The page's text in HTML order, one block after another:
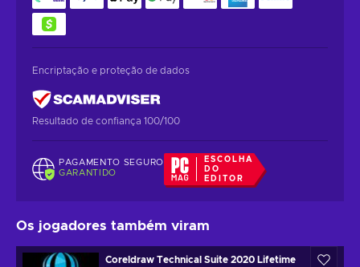
Encriptação e proteção de dados
Resultado de confiança 100/100
PAGAMENTO SEGURO
GARANTIDO
ESCOLHA
DO
EDITOR
Os jogadores também viram
Coreldraw Technical Suite 2020 Lifetime